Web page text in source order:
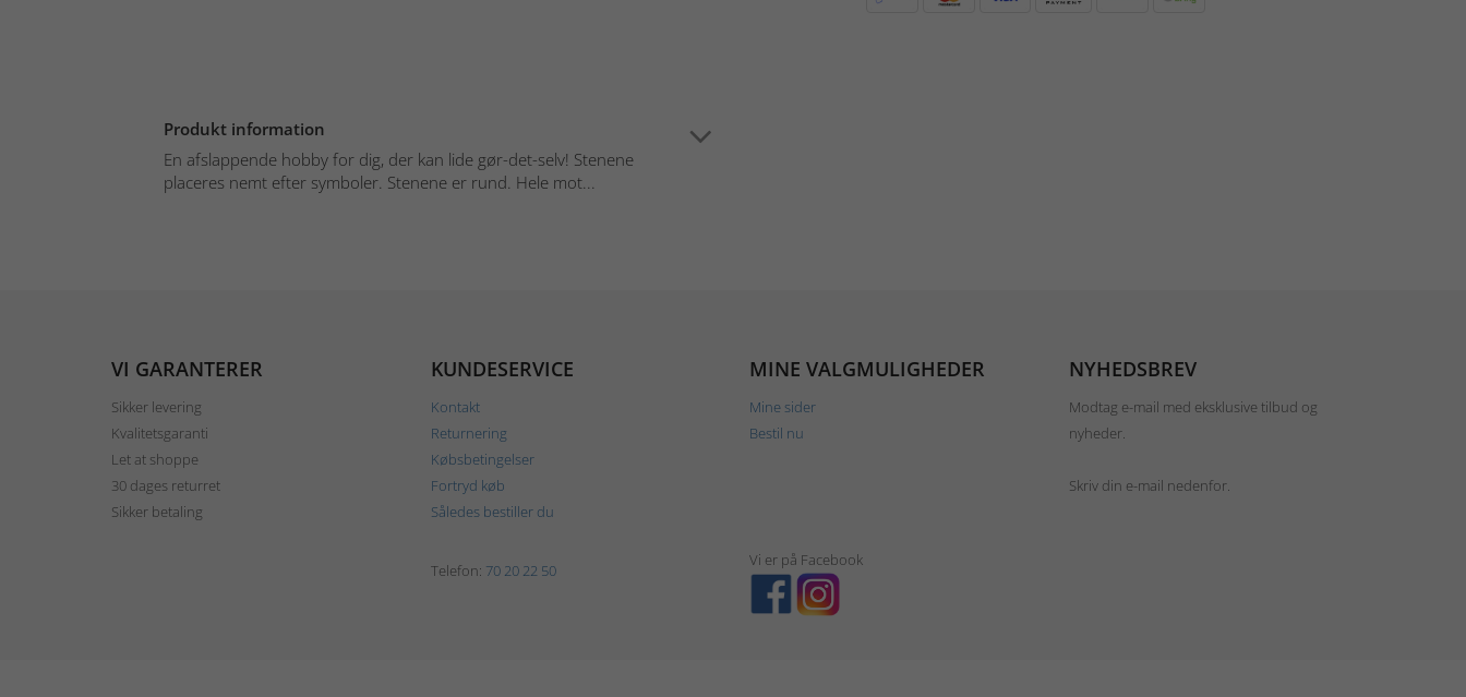
Produkt information
En afslappende hobby for dig, der kan lide gør-det-selv! Stenene
placeres nemt efter symboler. Stenene er rund. Hele mot...
VI GARANTERER
Sikker levering
Kvalitetsgaranti
Let at shoppe
30 dages returret
Sikker betaling
KUNDESERVICE
Kontakt
Returnering
Købsbetingelser
Fortryd køb
Således bestiller du
MINE VALGMULIGHEDER
Mine sider
Bestil nu
NYHEDSBREV
Modtag e-mail med eksklusive tilbud og
nyheder.
Skriv din e-mail nedenfor.
Telefon: 70 20 22 50
Vi er på Facebook